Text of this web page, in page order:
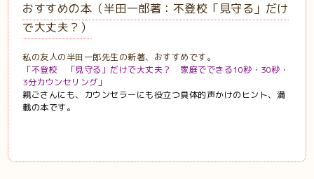
おすすめの本（半田一郎著：不登校「見守る」だけ
で大丈夫？）
私の友人の半田一郎先生の新著、おすすめです。
「不登校 「見守る」だけで大丈夫？ 家庭でできる10秒・30秒・
3分カウンセリング」
親ごさんにも、カウンセラーにも役立つ具体的声かけのヒント、満
載の本です。